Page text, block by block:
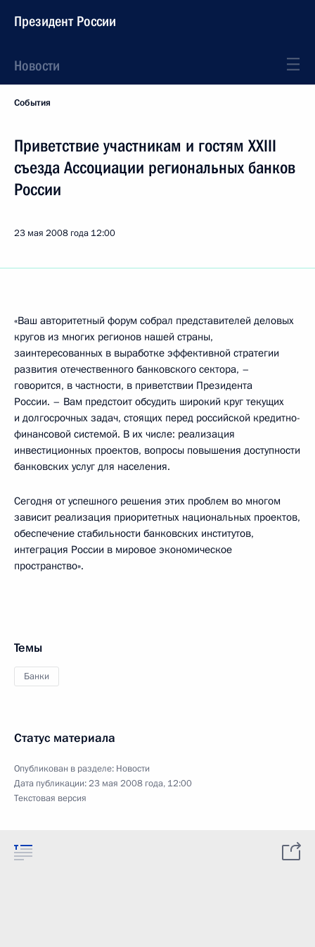
Президент России
Новости
События
Приветствие участникам и гостям XXIII
съезда Ассоциации региональных банков
России
23 мая 2008 года 12:00
«Ваш авторитетный форум собрал представителей деловых
кругов из многих регионов нашей страны,
заинтересованных в выработке эффективной стратегии
развития отечественного банковского сектора, –
говорится, в частности, в приветствии Президента
России. – Вам предстоит обсудить широкий круг текущих
и долгосрочных задач, стоящих перед российской кредитно-
финансовой системой. В их числе: реализация
инвестиционных проектов, вопросы повышения доступности
банковских услуг для населения.
Сегодня от успешного решения этих проблем во многом
зависит реализация приоритетных национальных проектов,
обеспечение стабильности банковских институтов,
интеграция России в мировое экономическое
пространство».
Темы
Банки
Статус материала
Опубликован в разделе: Новости
Дата публикации:23 мая 2008 года, 12:00
Текстовая версия